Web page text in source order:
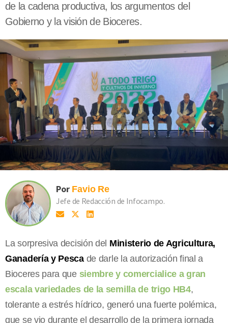
de la cadena productiva, los argumentos del
Gobierno y la visión de Bioceres.
Por Favio Re
Jefe de Redacción de Infocampo.
La sorpresiva decisión del Ministerio de Agricultura,
Ganadería y Pescade darle la autorización final a
Bioceres para que siembre y comercialice a gran
escala variedades de la semilla de trigo HB4,
tolerante a estrés hídrico, generó una fuerte polémica,
que se vio durante el desarrollo de la primera jornada